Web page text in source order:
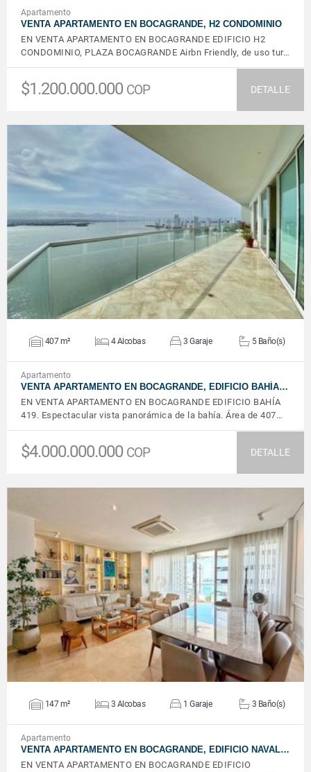
Apartamento
VENTA APARTAMENTO EN BOCAGRANDE, H2 CONDOMINIO
EN VENTA APARTAMENTO EN BOCAGRANDE EDIFICIO H2
CONDOMINIO, PLAZA BOCAGRANDE Airbn Friendly, de uso tur…
$1.200.000.000 COP DETALLE
VER DETALLES
407 m² 4 Alcobas 3 Garaje 5 Baño(s)
Apartamento
VENTA APARTAMENTO EN BOCAGRANDE, EDIFICIO BAHÍA…
EN VENTA APARTAMENTO EN BOCAGRANDE EDIFICIO BAHÍA
419. Espectacular vista panorámica de la bahía. Área de 407…
$4.000.000.000 COP DETALLE
VER DETALLES
147 m² 3 Alcobas 1 Garaje 3 Baño(s)
Apartamento
VENTA APARTAMENTO EN BOCAGRANDE, EDIFICIO NAVAL…
EN VENTA APARTAMENTO EN BOCAGRANDE EDIFICIO